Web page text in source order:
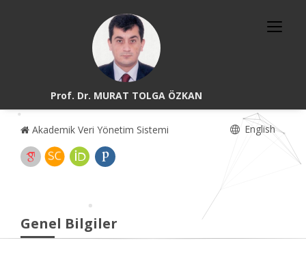
Prof. Dr. MURAT TOLGA ÖZKAN
Akademik Veri Yönetim Sistemi English
Genel Bilgiler